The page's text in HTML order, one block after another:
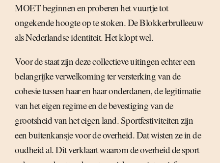
MOET beginnen en proberen het vuurtje tot
ongekende hoogte op te stoken. De Blokkerbrulleeuw
als Nederlandse identiteit. Het klopt wel.
Voor de staat zijn deze collectieve uitingen echter een
belangrijke verwelkoming ter versterking van de
cohesie tussen haar en haar onderdanen, de legitimatie
van het eigen regime en de bevestiging van de
grootsheid van het eigen land. Sportfestiviteiten zijn
een buitenkansje voor de overheid. Dat wisten ze in de
oudheid al. Dit verklaart waarom de overheid de sport